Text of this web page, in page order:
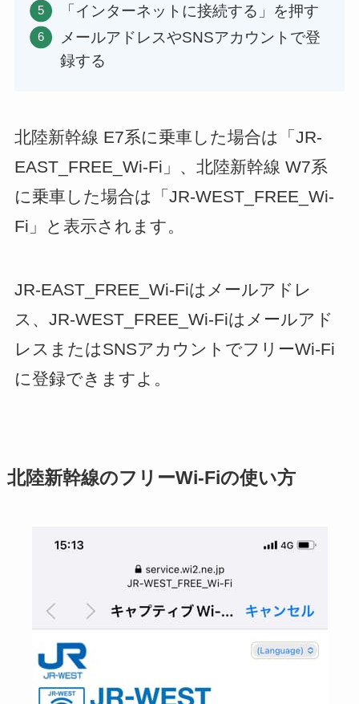
「インターネットに接続する」を押す
メールアドレスやSNSアカウントで登
録する
北陸新幹線 E7系に乗車した場合は「JR-
EAST_FREE_Wi-Fi」、北陸新幹線 W7系
に乗車した場合は「JR-WEST_FREE_Wi-
Fi」と表示されます。
JR-EAST_FREE_Wi-Fiはメールアドレ
ス、JR-WEST_FREE_Wi-Fiはメールアド
レスまたはSNSアカウントでフリーWi-Fi
に登録できますよ。
北陸新幹線のフリーWi-Fiの使い方